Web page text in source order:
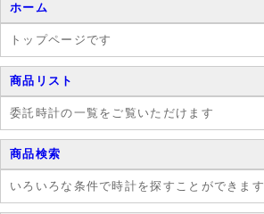
ホーム
トップページです
商品リスト
委託時計の一覧をご覧いただけます
商品検索
いろいろな条件で時計を探すことができます